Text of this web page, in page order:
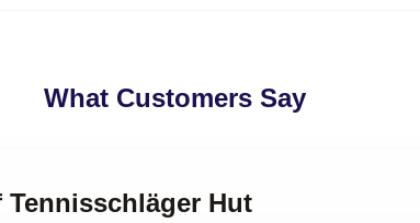
What Customers Say
Hut